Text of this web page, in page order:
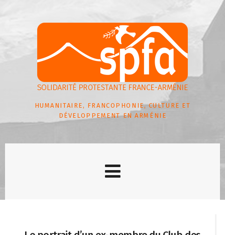
HUMANITAIRE, FRANCOPHONIE, CULTURE ET
DÉVELOPPEMENT EN ARMÉNIE